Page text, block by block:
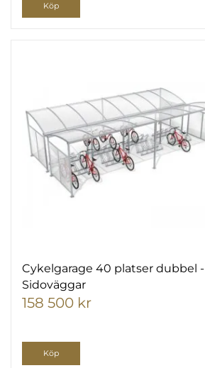
Köp
Cykelgarage 40 platser dubbel -
Sidoväggar
158 500 kr
Köp